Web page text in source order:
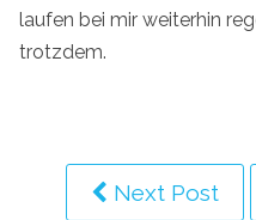
laufen bei mir weiterhin
trotzdem.
Next Post